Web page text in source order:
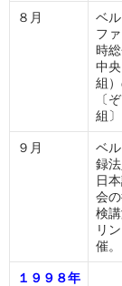
８月
ベ
フ
時
中
組
〔
組〕
９月
ベ
録
日
会
検
リ
催。
１９９８年